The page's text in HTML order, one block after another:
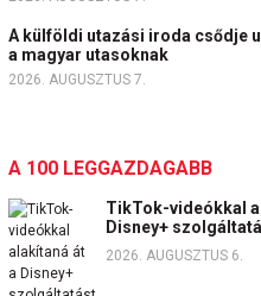
A külföldi utazási iroda csődje
a magyar utasoknak
2026. AUGUSZTUS 7.
A 100 LEGGAZDAGABB
TikTok-videókkal
Disney+
2026. AUGUSZTUS 6.